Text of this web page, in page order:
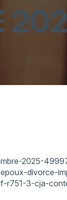
2025-
divorce-
r751-3-cja-